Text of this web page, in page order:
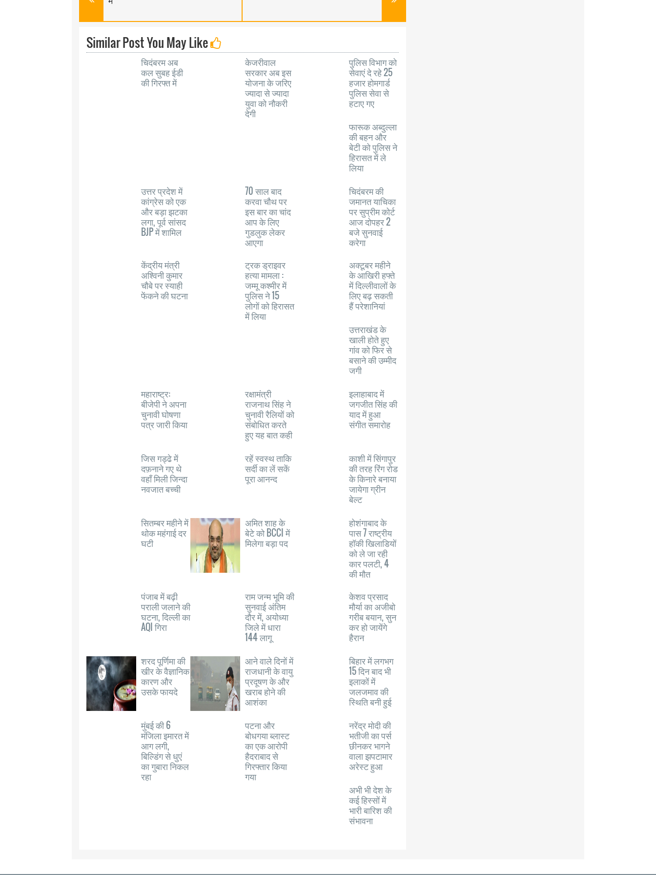
Similar Post You May Like
चिदंबरम अब
कल सुबह ईडी
की गिरफ्त में
केजरीवाल
सरकार अब इस
योजना के जरिए
ज्यादा से ज्यादा
युवा को नौकरी
देगी
पुलिस विभाग को
सेवाएं दे रहे 25
हजार होमगार्ड
पुलिस सेवा से
हटाए गए
फारूक अब्दुल्ला
की बहन और
बेटी को पुलिस ने
हिरासत में ले
लिया
उत्तर प्रदेश में
कांग्रेस को एक
और बड़ा झटका
लगा, पूर्व सांसद
BJP में शामिल
70 साल बाद
करवा चौथ पर
इस बार का चांद
आप के लिए
गुडलुक लेकर
आएगा
चिदंबरम की
जमानत याचिका
पर सुप्रीम कोर्ट
आज दोपहर 2
बजे सुनवाई
करेगा
केंद्रीय मंत्री
अश्विनी कुमार
चौबे पर स्याही
फेंकने की घटना
ट्रक ड्राइवर
हत्या मामला :
जम्मू कश्मीर में
पुलिस ने 15
लोगों को हिरासत
में लिया
अक्टूबर महीने
के आखिरी हफ्ते
में दिल्लीवालों के
लिए बढ़ सकती
हैं परेशानियां
उत्तराखंड के
खाली होते हुए
गांव को फिर से
बसाने की उम्मीद
जगी
महाराष्ट्र:
बीजेपी ने अपना
चुनावी घोषणा
पत्र जारी किया
रक्षामंत्री
राजनाथ सिंह ने
चुनावी रैलियों को
संबोधित करते
हुए यह बात कही
इलाहाबाद में
जगजीत सिंह की
याद में हुआ
संगीत समारोह
जिस गड्ढे में
दफ़नाने गए थे
वहाँ मिली जिन्दा
नवजात बच्ची
रहें स्वस्थ ताकि
सर्दी का लें सकें
पूरा आनन्द
काशी में सिंगापुर
की तरह रिंग रोड
के किनारे बनाया
जायेगा ग्रीन
बेल्ट
सितम्बर महीने में
थोक महंगाई दर
घटी
अमित शाह के
बेटे को BCCI में
मिलेगा बड़ा पद
होशंगाबाद के
पास 7 राष्ट्रीय
हॉकी खिलाडियों
को ले जा रही
कार पलटी, 4
की मौत
पंजाब में बढ़ी
पराली जलाने की
घटना, दिल्ली का
AQI गिरा
राम जन्म भूमि की
सुनवाई अंतिम
दौर में, अयोध्या
जिले में धारा
144 लागू
केशव प्रसाद
मौर्या का अजीबो
गरीब बयान, सुन
कर हो जायेंगे
हैरान
शरद पूर्णिमा की
खीर के वैज्ञानिक
कारण और
उसके फायदे
आने वाले दिनों में
राजधानी के वायु
प्रदूषण के और
खराब होने की
आशंका
बिहार में लगभग
15 दिन बाद भी
इलाकों में
जलजमाव की
स्थिति बनी हुई
मुंबई की 6
मंजिला इमारत में
आग लगी,
बिल्डिंग से धुएं
का गुबारा निकल
रहा
पटना और
बोधगया ब्लास्ट
का एक आरोपी
हैदराबाद से
गिरफ्तार किया
गया
नरेंद्र मोदी की
भतीजी का पर्स
छीनकर भागने
वाला झपटामार
अरेस्ट हुआ
अभी भी देश के
कई हिस्सों में
भारी बारिश की
संभावना